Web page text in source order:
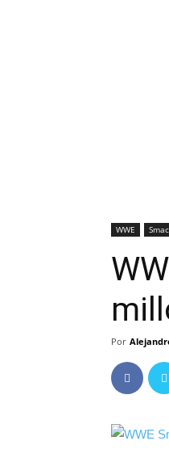
WWE
Por